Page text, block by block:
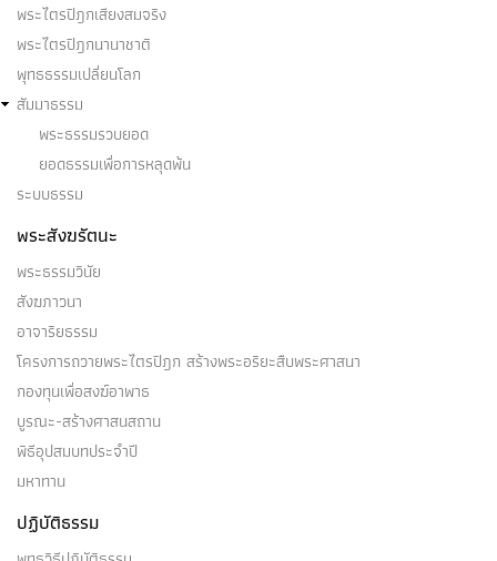
พระไตรปิฎกเสียงสมจริง
พระไตรปิฎกนานาชาติ
พุทธธรรมเปลี่ยนโลก
สัมมาธรรม
พระธรรมรวบยอด
ยอดธรรมเพื่อการหลุดพ้น
ระบบธรรม
พระสังฆรัตนะ
พระธรรมวินัย
สังฆภาวนา
อาจาริยธรรม
โครงการถวายพระไตรปิฎก สร้างพระอริยะสืบพระศาสนา
กองทุนเพื่อสงฆ์อาพาธ
บูรณะ-สร้างศาสนสถาน
พิธีอุปสมบทประจำปี
มหาทาน
ปฏิบัติธรรม